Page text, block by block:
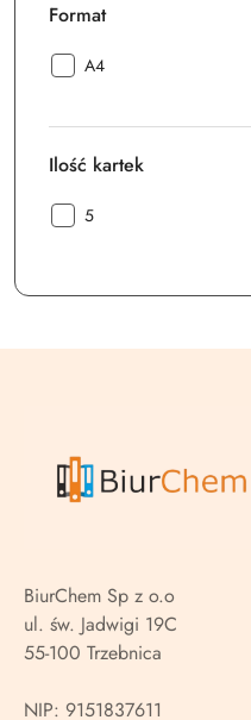
Format
Format:
A4
Ilość kartek
Ilość
5
BiurChem Sp z o.o
ul. św. Jadwigi 19C
55-100 Trzebnica
NIP: 9151837611